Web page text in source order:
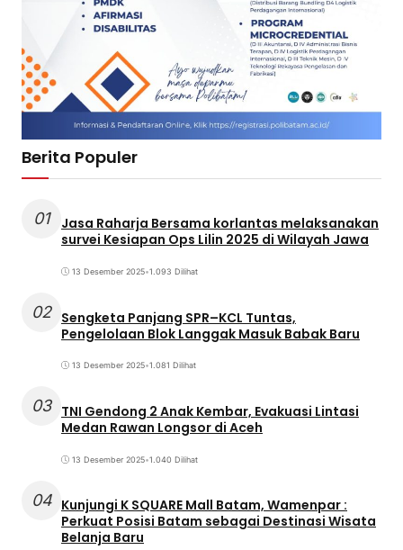
Berita Populer
01
Jasa Raharja Bersama korlantas melaksanakan
survei Kesiapan Ops Lilin 2025 di Wilayah Jawa
13 Desember 2025•1.093 Dilihat
02 Sengketa Panjang SPR–KCL Tuntas,
Pengelolaan Blok Langgak Masuk Babak Baru
13 Desember 2025•1.081 Dilihat
03 TNI Gendong 2 Anak Kembar, Evakuasi Lintasi
Medan Rawan Longsor di Aceh
13 Desember 2025•1.040 Dilihat
04 Kunjungi K SQUARE Mall Batam, Wamenpar :
Perkuat Posisi Batam sebagai Destinasi Wisata
Belanja Baru